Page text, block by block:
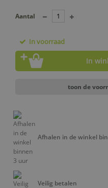
Aantal
In voorraad
In
toon de
Afhalen in de winkel
Veilig betalen